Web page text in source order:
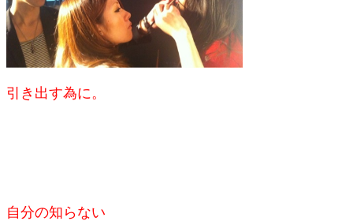
引き出す為に。
自分の知らない